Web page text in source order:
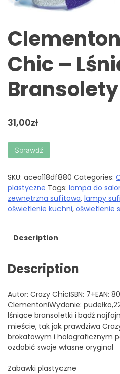
Chic –
Bransolety
31,00zł
Sprawdź
SKU: acea118df880 Categories:
plastyczne Tags: lampa do
zewnętrzna sufitowa, lampy
oświetlenie kuchni, oświetlenie
Description
Description
Autor: Crazy ChicISBN: 7+EAN:
ClementoniWydanie:
lśniące bransoletki i bądź
mieście, tak jak prawdziwa
brokatowym i holograficznym
ozdobić swoje własne oryginal
Zabawki plastyczne